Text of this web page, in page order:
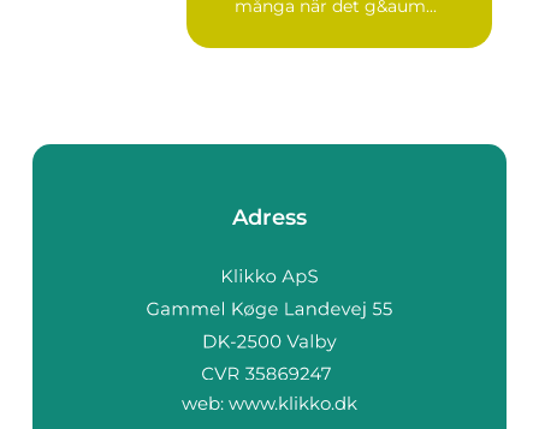
många när det g&aum...
Adress
web: www.klikko.dk